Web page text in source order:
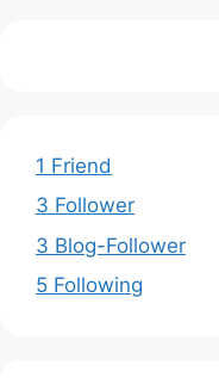
1 Friend
3 Follower
3 Blog-Follower
5 Following